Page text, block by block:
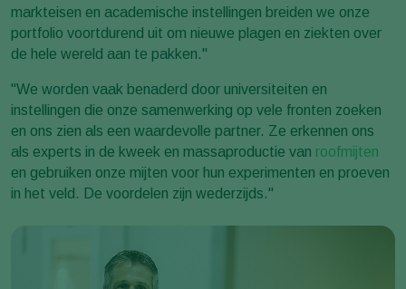
markteisen en academische instellingen breiden we onze
portfolio voortdurend uit om nieuwe plagen en ziekten over
de hele wereld aan te pakken."
"We worden vaak benaderd door universiteiten en
instellingen die onze samenwerking op vele fronten zoeken
en ons zien als een waardevolle partner. Ze erkennen ons
als experts in de kweek en massaproductie van roofmijten
en gebruiken onze mijten voor hun experimenten en proeven
in het veld. De voordelen zijn wederzijds."